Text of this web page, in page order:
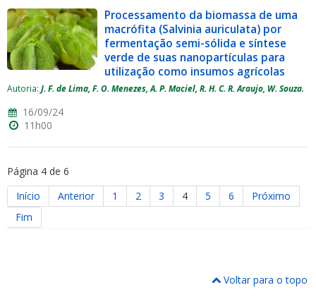
Processamento da biomassa de uma
macrófita (Salvinia auriculata) por
fermentação semi-sólida e síntese
verde de suas nanopartículas para
utilização como insumos agrícolas
Autoria: J. F. de Lima, F. O. Menezes, A. P. Maciel, R. H. C. R. Araujo, W. Souza.
16/09/24
11h00
Página 4 de 6
Início
Anterior 1 2 3 4 5 6
Próximo
Fim
Voltar para o topo